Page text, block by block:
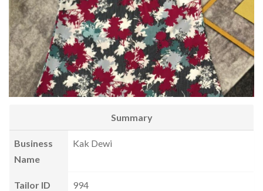
Summary
Business
Name
Kak Dewi
Tailor ID 994